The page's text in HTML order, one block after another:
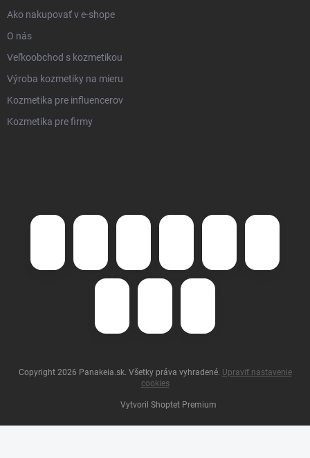
Ako nakupovať v e-shope
O nás
Veľkoobchod s kozmetikou
Výroba kozmetiky na mieru
Kozmetika pre influencerov
Kozmetika pre firmy
Vytvoril Shoptet Premium
Copyright 2026 Panakeia.sk. Všetky práva vyhradené. Upraviť nastavenie
cookies